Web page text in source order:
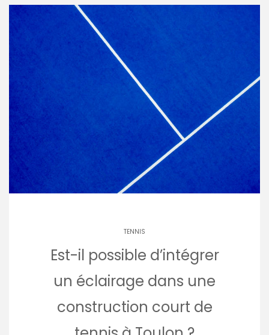
TENNIS
Est-il possible d’intégrer
un éclairage dans une
construction court de